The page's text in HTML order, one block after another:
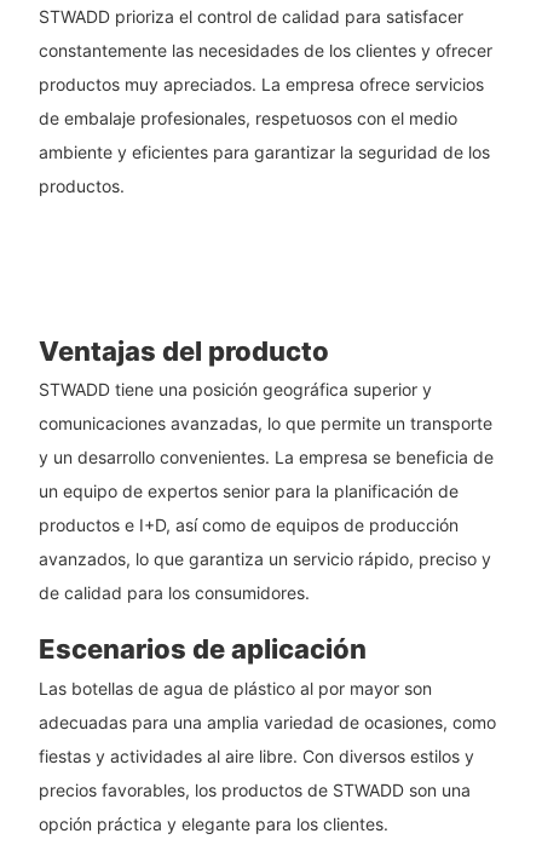
STWADD prioriza el control de calidad para satisfacer
constantemente las necesidades de los clientes y ofrecer
productos muy apreciados. La empresa ofrece servicios
de embalaje profesionales, respetuosos con el medio
ambiente y eficientes para garantizar la seguridad de los
productos.
Ventajas del producto
STWADD tiene una posición geográfica superior y
comunicaciones avanzadas, lo que permite un transporte
y un desarrollo convenientes. La empresa se beneficia de
un equipo de expertos senior para la planificación de
productos e I+D, así como de equipos de producción
avanzados, lo que garantiza un servicio rápido, preciso y
de calidad para los consumidores.
Escenarios de aplicación
Las botellas de agua de plástico al por mayor son
adecuadas para una amplia variedad de ocasiones, como
fiestas y actividades al aire libre. Con diversos estilos y
precios favorables, los productos de STWADD son una
opción práctica y elegante para los clientes.